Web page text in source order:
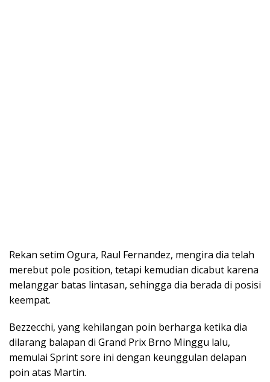
Rekan setim Ogura, Raul Fernandez, mengira dia telah
merebut pole position, tetapi kemudian dicabut karena
melanggar batas lintasan, sehingga dia berada di posisi
keempat.
Bezzecchi, yang kehilangan poin berharga ketika dia
dilarang balapan di Grand Prix Brno Minggu lalu,
memulai Sprint sore ini dengan keunggulan delapan
poin atas Martin.